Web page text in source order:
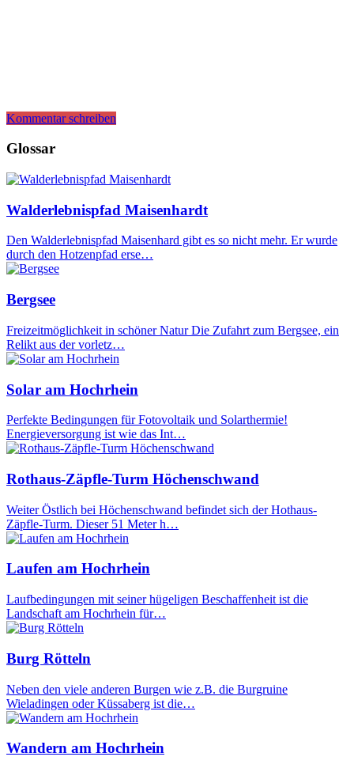
Kommentar schreiben
Glossar
Walderlebnispfad Maisenhardt
Den Walderlebnispfad Maisenhard gibt es so nicht mehr. Er wurde
durch den Hotzenpfad erse…
Bergsee
Freizeitmöglichkeit in schöner Natur Die Zufahrt zum Bergsee, ein
Relikt aus der vorletz…
Solar am Hochrhein
Perfekte Bedingungen für Fotovoltaik und Solarthermie!
Energieversorgung ist wie das Int…
Rothaus-Zäpfle-Turm Höchenschwand
Weiter Östlich bei Höchenschwand befindet sich der Hothaus-
Zäpfle-Turm. Dieser 51 Meter h…
Laufen am Hochrhein
Laufbedingungen mit seiner hügeligen Beschaffenheit ist die
Landschaft am Hochrhein für…
Burg Rötteln
Neben den viele anderen Burgen wie z.B. die Burgruine
Wieladingen oder Küssaberg ist die…
Wandern am Hochrhein